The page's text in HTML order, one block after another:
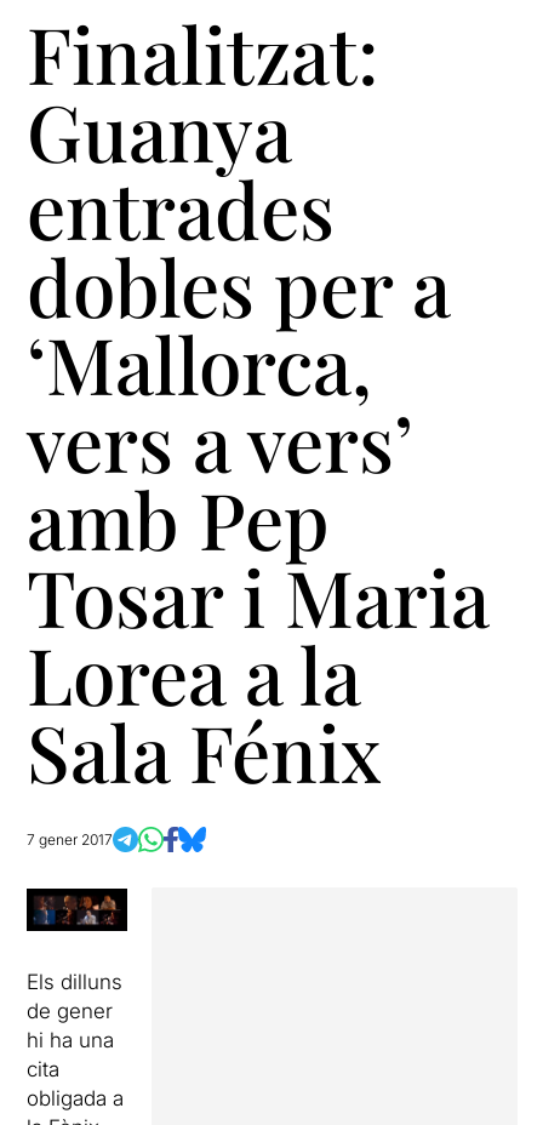
Finalitzat:
Guanya
entrades
dobles per a
‘Mallorca,
vers a vers’
amb Pep
Tosar i Maria
Lorea a la
Sala Fénix
7 gener 2017
Els dilluns
de gener
hi ha una
cita
obligada a